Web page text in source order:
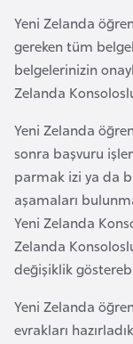
Yeni Zelanda
gereken tüm
belgelerinizin
Zelanda
Yeni Zelanda
sonra başvuru
parmak izi ya da
aşamaları
Yeni Zelanda
Zelanda
değişiklik
Yeni Zelanda
evrakları
E
s
t
n
y
a
E
t
i
y
o